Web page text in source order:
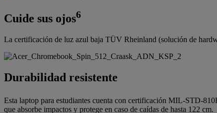
Cuide sus ojos6
La certificación de luz azul baja TÜV Rheinland (solución de
Durabilidad resistente
Esta laptop para estudiantes cuenta con certificación MIL-STD-
que absorbe impactos y protege en caso de caídas de hasta 122 cm.